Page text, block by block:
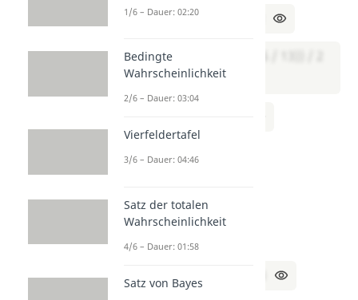
x = ((28 / 13) – 2) / 2
⇔ x = ((28 / 13) – (26 / 13)) / 2
⇔ x = 2 / 26
Lösung:
x = 1 / 13, y = 28 / 13
1/6 – Dauer: 02:20
Bedingte
Wahrscheinlichkeit
2/6 – Dauer: 03:04
Vierfeldertafel
3/6 – Dauer: 04:46
Satz der totalen
Wahrscheinlichkeit
4/6 – Dauer: 01:58
Satz von Bayes